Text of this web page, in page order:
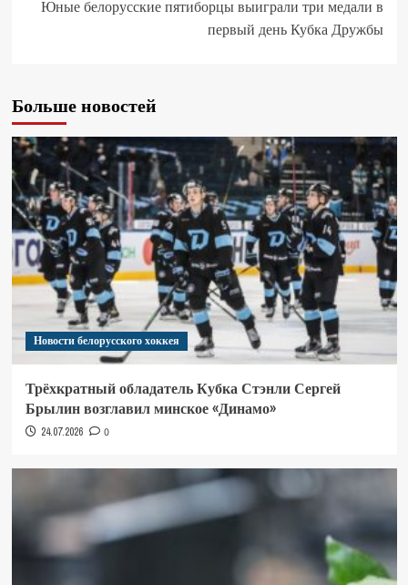
Юные белорусские пятиборцы выиграли три медали в
первый день Кубка Дружбы
Больше новостей
Новости белорусского хоккея
Трёхкратный обладатель Кубка Стэнли Сергей
Брылин возглавил минское «Динамо»
24.07.2026 0